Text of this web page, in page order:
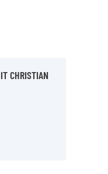
CHRISTIAN